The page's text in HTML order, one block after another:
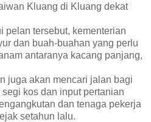
Kluang di Kluang dekat
pelan tersebut, kementerian
dan buah-buahan yang perlu
antaranya kacang panjang,
juga akan mencari jalan bagi
kos dan input pertanian
dan tenaga pekerja
setahun lalu.